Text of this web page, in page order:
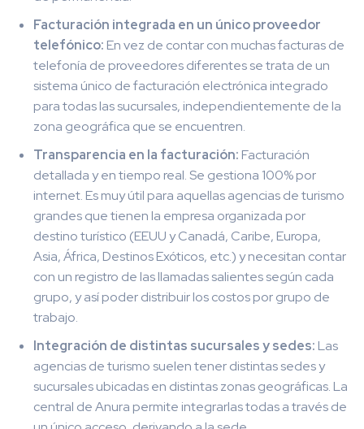
Facturación integrada en un único proveedor
telefónico: En vez de contar con muchas facturas de
telefonía de proveedores diferentes se trata de un
sistema único de facturación electrónica integrado
para todas las sucursales, independientemente de la
zona geográfica que se encuentren.
Transparencia en la facturación: Facturación
detallada y en tiempo real. Se gestiona 100% por
internet. Es muy útil para aquellas agencias de turismo
grandes que tienen la empresa organizada por
destino turístico (EEUU y Canadá, Caribe, Europa,
Asia, África, Destinos Exóticos, etc.) y necesitan contar
con un registro de las llamadas salientes según cada
grupo, y así poder distribuir los costos por grupo de
trabajo.
Integración de distintas sucursales y sedes: Las
agencias de turismo suelen tener distintas sedes y
sucursales ubicadas en distintas zonas geográficas. La
central de Anura permite integrarlas todas a través de